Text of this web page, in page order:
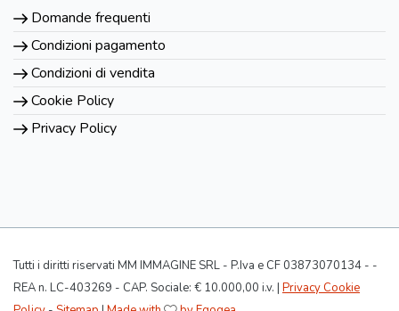
Domande frequenti
Condizioni pagamento
Condizioni di vendita
Cookie Policy
Privacy Policy
Tutti i diritti riservati MM IMMAGINE SRL - P.Iva e CF 03873070134 - -
REA n. LC-403269 - CAP. Sociale: € 10.000,00 i.v. | Privacy Cookie